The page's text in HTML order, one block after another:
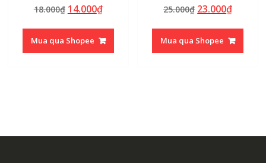
18.000₫ Giá
là:
18.000₫.
14.000₫Giá
là:
Mua qua Shopee
25.000₫ Giá
là:
25.000₫.
23.000₫Giá
là:
Mua qua Shopee